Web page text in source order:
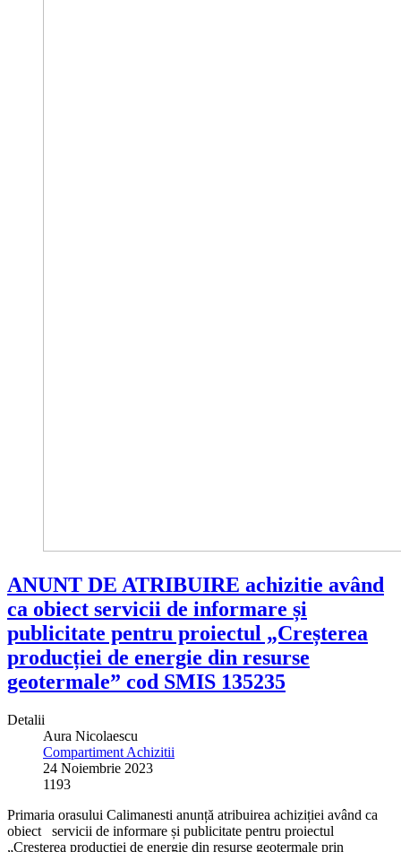
ANUNT DE ATRIBUIRE achizitie având
ca obiect servicii de informare și
publicitate pentru proiectul „Creșterea
producției de energie din resurse
geotermale” cod SMIS 135235
Detalii
Aura Nicolaescu
Compartiment Achizitii
24 Noiembrie 2023
1193
Primaria orasului Calimanesti anunță atribuirea achiziției având ca
obiect servicii de informare și publicitate pentru proiectul
„Creșterea producției de energie din resurse geotermale prin